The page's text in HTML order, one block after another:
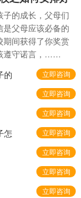
的成长，父母们
是父母应该必备的
期间获得了你奖赏
遵守诺言，……
的
立即咨询
立即咨询
立即咨询
怎 立即咨询
立即咨询
立即咨询
立即咨询